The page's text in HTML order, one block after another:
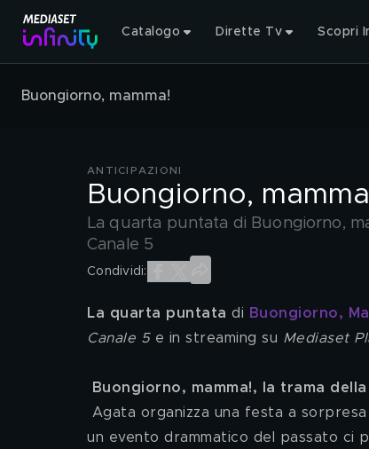
Catalogo Dirette Tv Scopri
Buongiorno, mamma!
ANTICIPAZIONI
Buongiorno,
La quarta puntata di Buongiorno,
Canale 5
Condividi:
La quarta puntata di Buongiorno,
Canale 5 e in streaming su Mediaset
Buongiorno, mamma!, la trama
un evento drammatico del passato ci